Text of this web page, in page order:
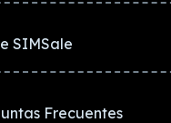
SIMSale
Frecuentes